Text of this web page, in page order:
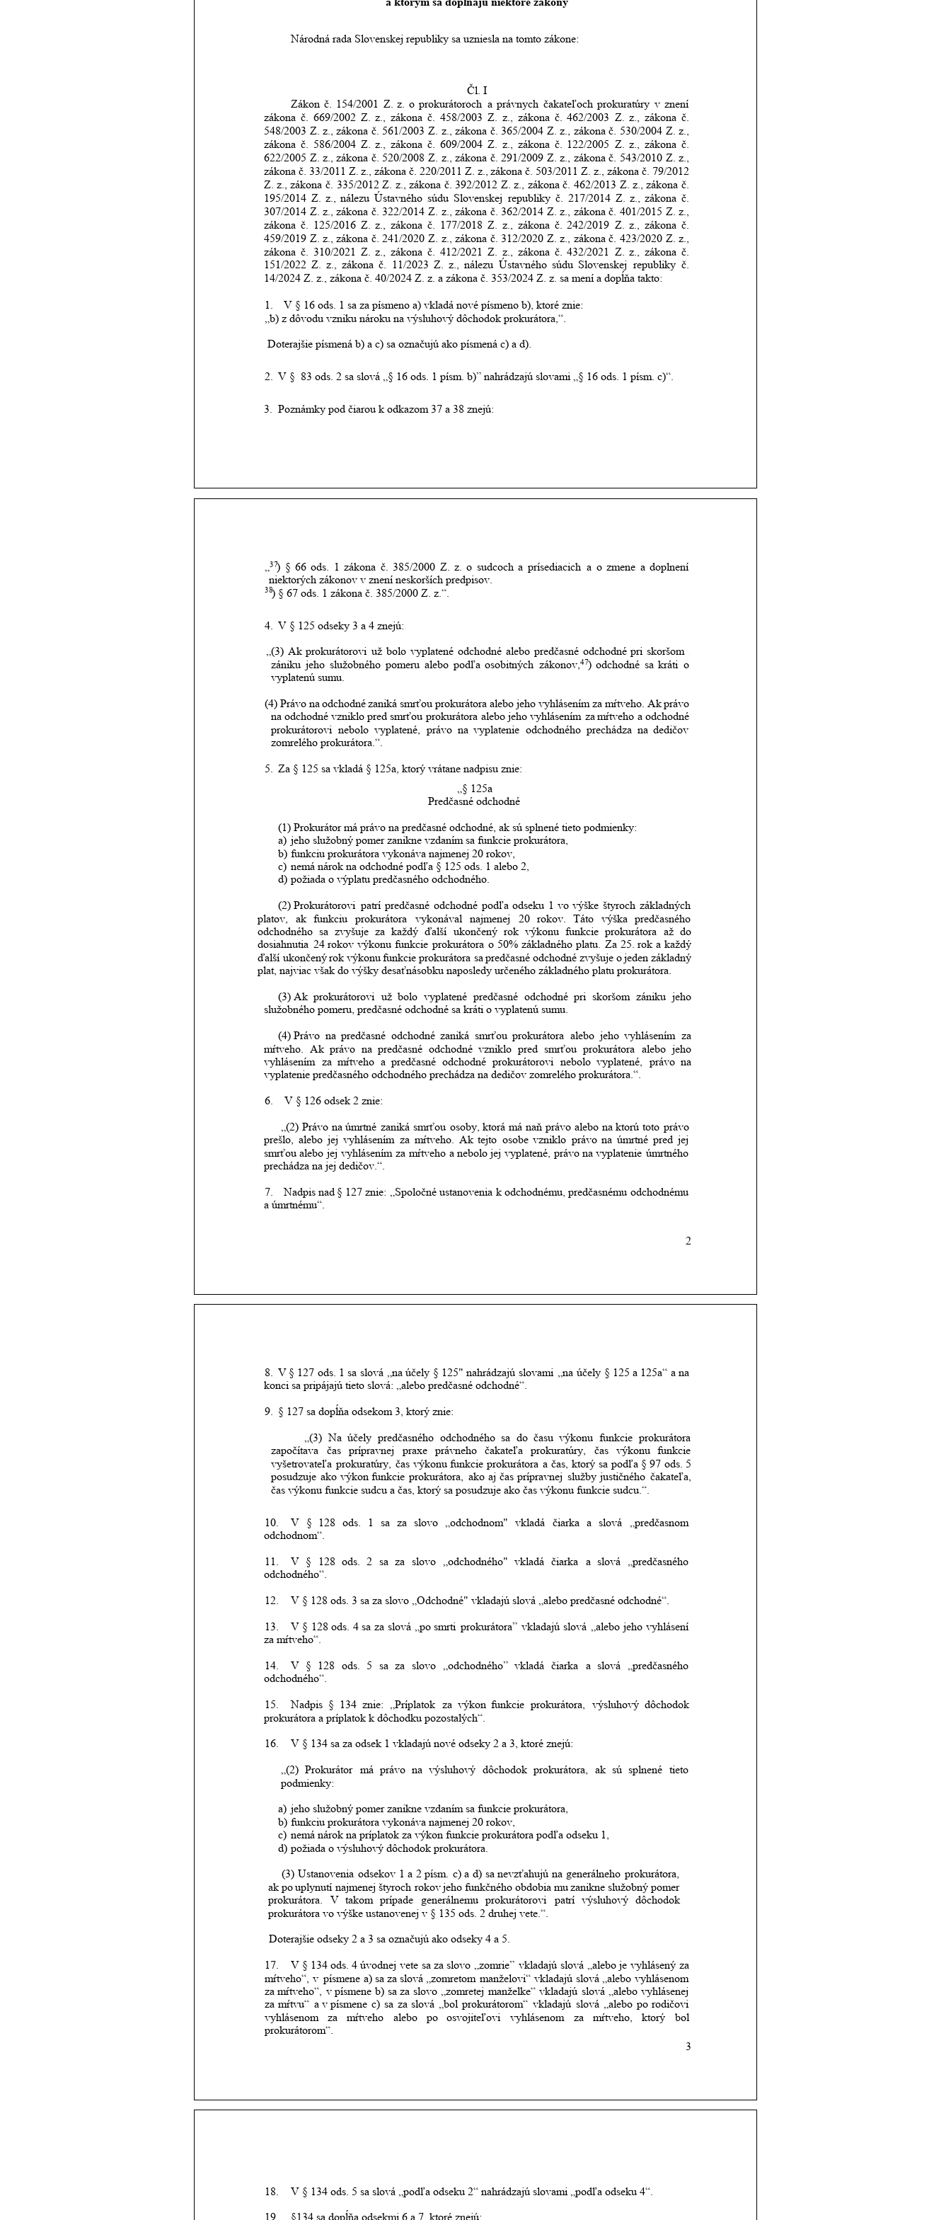
Národná rada Slovenskej republiky sa uzniesla na tomto zákone:
Čl. I
Zákon č. 154/2001 Z. z. o prokurátoroch a právnych čakateľoch prokuratúry v znení
zákona č. 669/2002 Z. z., zákona č. 458/2003 Z. z., zákona č. 462/2003 Z. z., zákona č.
548/2003 Z. z., zákona č. 561/2003 Z. z., zákona č. 365/2004 Z. z., zákona č. 530/2004 Z. z.,
zákona č. 586/2004 Z. z., zákona č. 609/2004 Z. z., zákona č. 122/2005 Z. z., zákona č.
622/2005 Z. z., zákona č. 520/2008 Z. z., zákona č. 291/2009 Z. z., zákona č. 543/2010 Z. z.,
zákona č. 33/2011 Z. z., zákona č. 220/2011 Z. z., zákona č. 503/2011 Z. z., zákona č. 79/2012
Z. z., zákona č. 335/2012 Z. z., zákona č. 392/2012 Z. z., zákona č. 462/2013 Z. z., zákona č.
195/2014 Z. z., nálezu Ústavného súdu Slovenskej republiky č. 217/2014 Z. z., zákona č.
307/2014 Z. z., zákona č. 322/2014 Z. z., zákona č. 362/2014 Z. z., zákona č. 401/2015 Z. z.,
zákona č. 125/2016 Z. z., zákona č. 177/2018 Z. z., zákona č. 242/2019 Z. z., zákona č.
459/2019 Z. z., zákona č. 241/2020 Z. z., zákona č. 312/2020 Z. z., zákona č. 423/2020 Z. z.,
zákona č. 310/2021 Z. z., zákona č. 412/2021 Z. z., zákona č. 432/2021 Z. z., zákona č.
151/2022 Z. z., zákona č. 11/2023 Z. z., nálezu Ústavného súdu Slovenskej republiky č.
14/2024 Z. z., zákona č. 40/2024 Z. z. a zákona č. 353/2024 Z. z. sa mení a dopĺňa takto:
1.
  V § 16 ods. 1 sa za písmeno a) vkladá nové písmeno b), ktoré znie:
„b) z dôvodu vzniku nároku na výsluhový dôchodok prokurátora,“.
Doterajšie písmená b) a c) sa označujú ako písmená c) a d).
2. V §  83 ods. 2 sa slová „§ 16 ods. 1 písm. b)” nahrádzajú slovami „§ 16 ods. 1 písm. c)“.
       3.  Poznámky pod čiarou k odkazom 37 a 38 znejú:
2
37) § 66 ods. 1 zákona č. 385/2000 Z. z. o sudcoch a prísediacich a o zmene a doplnení
niektorých zákonov v znení neskorších predpisov.
38) § 67 ods. 1 zákona č. 385/2000 Z. z.“.
4. V § 125 odseky 3 a 4 znejú:
„(3) Ak prokurátorovi už bolo vyplatené odchodné alebo predčasné odchodné pri skoršom
zániku jeho služobného pomeru alebo podľa osobitných zákonov, 47) odchodné sa kráti o
vyplatenú sumu.
(4) Právo na odchodnézaniká smrťou prokurátora alebo jeho vyhlásením za mŕtveho. Akprávo
na odchodné vzniklo pred smrťou prokurátora alebo jeho vyhlásením za mŕtveho a odchodné
prokurátorovi nebolo vyplatené, právo na vyplatenie odchodného prechádza na dedičov
zomrelého prokurátora.“.
5.
Za § 125 sa vkladá § 125a, ktorý vrátane nadpisu znie:
„§ 125a
Predčasné odchodné
(1) Prokurátor má právo na predčasné odchodné, ak sú splnené tieto podmienky:
a) jeho služobný pomer zanikne vzdaním sa funkcie prokurátora,
b) funkciu prokurátora vykonáva najmenej 20 rokov,
c) nemá nárok na odchodné podľa § 125 ods. 1 alebo 2,
d) požiada o výplatu predčasného odchodného.
(2) Prokurátorovi patrí predčasné odchodné podľa odseku 1 vo výške štyroch základných
platov,
ak funkciu prokurátora vykonával najmenej 20 rokov. Táto výška
predčasného
odchodného sa zvyšuje za každý ďalší ukončený rok výkonu funkcie prokurátora až do
dosiahnutia 24 rokov výkonu funkcie prokurátora o 50% základného platu. Za 25. rok a každý
ďalší ukončenýrok výkonufunkcie prokurátora sa predčasné odchodné zvyšuje o jeden základný
plat, najviac však do výšky desaťnásobku naposledy určeného základného platu prokurátora.
(3) Ak prokurátorovi už bolo vyplatené predčasné odchodné pri skoršom zániku jeho
služobného pomeru, predčasné odchodné sa kráti o vyplatenú sumu.
(4) Právo na predčasné odchodné zaniká smrťou prokurátora alebo jeho vyhlásením za
mŕtveho.
Ak právo na predčasné odchodné vzniklo pred smrťou prokurátora alebo jeho
vyhlásením
za mŕtveho a predčasné odchodné prokurátorovi nebolo vyplatené, právo na
vyplatenie predčasného odchodného prechádza na dedičov zomrelého prokurátora.“.
6. V § 126 odsek 2 znie:
„(2) Právo na úmrtné zaniká smrťou osoby, ktorá má naň právo alebo na ktorú toto právo
prešlo,
alebo jej vyhlásením za mŕtveho. Ak tejto osobe vzniklo právo na úmrtné pred jej
smrťou alebo jej vyhlásením za mŕtveho a nebolo jej vyplatené, právo na vyplatenie úmrtného
prechádza na jej dedičov.“.
7.
  Nadpis
nad § 127 znie: „Spoločné ustanovenia k odchodnému, predčasnému odchodnému
a úmrtnému“.
3
8. V § 127 ods. 1 sa slová „na účely § 125" nahrádzajú slovami „na účely § 125 a 125a“ a na
konci sa pripájajú tieto slová: „alebo predčasné odchodné“.
9. § 127 sa dopĺňa odsekom 3, ktorý znie:
„(3) Na účely predčasného odchodného sa do času výkonu funkcie prokurátora
započítava
čas prípravnej praxe právneho čakateľa prokuratúry, čas výkonu
funkcie
vyšetrovateľa prokuratúry, čas výkonu funkcie prokurátora a čas, ktorý sa podľa § 97 ods. 5
posudzuje ako výkon funkcie prokurátora, ako aj čas prípravnej služby justičného čakateľa,
čas výkonu funkcie sudcu a čas, ktorý sa posudzuje ako čas výkonu funkcie sudcu.“.
10. V § 128 ods. 1 sa za slovo „odchodnom" vkladá čiarka a slová
„predčasnom
odchodnom“.
11. V § 128 ods. 2 sa za slovo „odchodného" vkladá čiarka a slová
„predčasného
odchodného“.
12. V § 128 ods. 3 sa za slovo „Odchodné" vkladajú slová „alebo predčasné odchodné“.
13. V § 128 ods. 4 sa za slová „po smrti prokurátora” vkladajú slová „alebo jeho vyhlásení
za mŕtveho“.
14. V § 128 ods. 5 sa za slovo „odchodného” vkladá čiarka a slová
„predčasného
odchodného“.
15. Nadpis § 134 znie: „Príplatok za výkon funkcie prokurátora, výsluhový dôchodok
prokurátora a príplatok k dôchodku pozostalých“.
16. V § 134 sa za odsek 1 vkladajú nové odseky 2 a 3, ktoré znejú:
„(2) Prokurátor má právo na výsluhový dôchodok prokurátora, ak sú splnené tieto
podmienky:
a) jeho služobný pomer zanikne vzdaním sa funkcie prokurátora,
b) funkciu prokurátora vykonáva najmenej 20 rokov,
c) nemá nárok na príplatok za výkon funkcie prokurátora podľa odseku 1,
d) požiada o výsluhový dôchodok prokurátora.
(3) Ustanovenia odsekov 1 a 2 písm. c) a d) sa nevzťahujú na generálneho prokurátora,
ak pouplynutí najmenej štyroch rokov jeho funkčného obdobia mu zanikne služobný pomer
prokurátora.
V takom prípade generálnemu prokurátorovi patrí výsluhový dôchodok
prokurátora vo výške ustanovenej v § 135 ods. 2 druhej vete.“.
Doterajšie odseky 2 a 3 sa označujú ako odseky 4 a 5.
17. V § 134 ods. 4 úvodnej vete sa za slovo „zomrie” vkladajú slová „alebo je vyhlásený za
mŕtveho“, v písmene a) sa za slová „zomretom manželovi“ vkladajú slová „alebo vyhlásenom
za mŕtveho“, v písmene b) sa za slovo „zomretej manželke“ vkladajú slová „alebo vyhlásenej
za mŕtvu“ a v písmene c) sa za slová „bol prokurátorom“ vkladajú slová „alebo po rodičovi
vyhlásenom
za mŕtveho alebo po osvojiteľovi vyhlásenom za mŕtveho, ktorý
bol
prokurátorom“.
18. V § 134 ods. 5 sa slová „podľa odseku 2“ nahrádzajú slovami „podľa odseku 4“.
19. §134 sa dopĺňa odsekmi 6 a 7, ktoré znejú: